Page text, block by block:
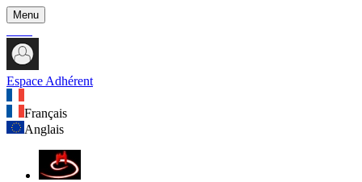
Menu
Espace Adhérent
Français
Anglais